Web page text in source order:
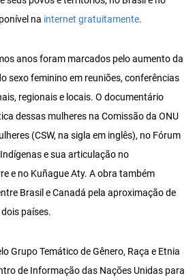
na internet gratuitamente.
anos foram marcados pelo aumento da
sexo feminino em reuniões, conferências
regionais e locais. O documentário
dessas mulheres na Comissão da ONU
(CSW, na sigla em inglês), no Fórum
e sua articulação no
e no Kuñague Aty. A obra também
Brasil e Canadá pela aproximação de
países.
Grupo Temático de Gênero, Raça e Etnia
de Informação das Nações Unidas para